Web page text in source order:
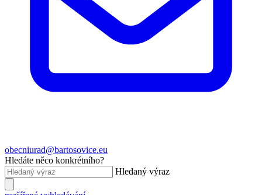
obecniurad@bartosovice.eu
Hledáte něco konkrétního?
Hledaný výraz